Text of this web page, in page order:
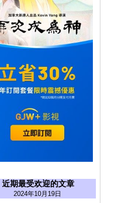
近期最受欢迎的文章
2024年10月19日